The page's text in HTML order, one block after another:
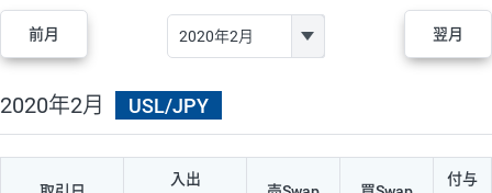
前月 翌月
2020年2月 USL/JPY
入出
付与